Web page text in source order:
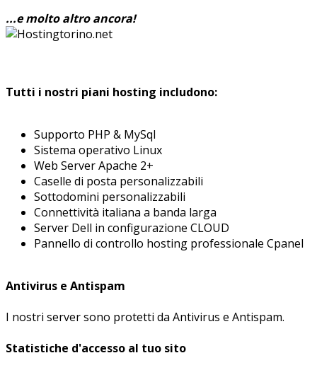
...e molto altro ancora!
Tutti i nostri piani hosting includono:
Supporto PHP & MySql
Sistema operativo Linux
Web Server Apache 2+
Caselle di posta personalizzabili
Sottodomini personalizzabili
Connettività italiana a banda larga
Server Dell in configurazione CLOUD
Pannello di controllo hosting professionale Cpanel
Antivirus e Antispam
I nostri server sono protetti da Antivirus e Antispam.
Statistiche d'accesso al tuo sito